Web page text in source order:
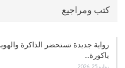
كتب ومراجيع
رواية جديدة تستحضر الذاكرة
باكورة…
يوليو 25, 2026